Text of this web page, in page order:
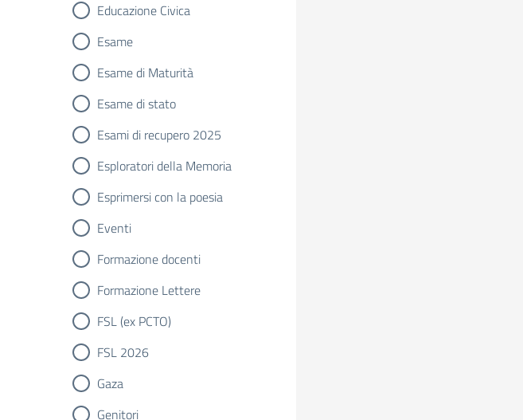
Educazione Civica
Esame
Esame di Maturità
Esame di stato
Esami di recupero 2025
Esploratori della Memoria
Esprimersi con la poesia
Eventi
Formazione docenti
Formazione Lettere
FSL (ex PCTO)
FSL 2026
Gaza
Genitori